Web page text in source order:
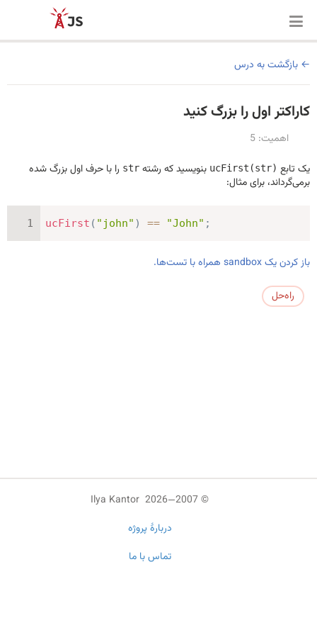
بازگشت به درس
کاراکتر اول را بزرگ کنید
اهمیت: 5
یک تابع ucFirst(str) بنویسید که رشته str را با حرف اول بزرگ شده
برمی‌گرداند، برای مثال:
ucFirst ( "john" ) == "John" ;
باز کردن یک sandbox همراه با تست‌ها.
راه‌حل
© 2007—2026 Ilya Kantor
دربارهٔ پروژه
تماس با ما